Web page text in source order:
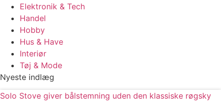
Elektronik & Tech
Handel
Hobby
Hus & Have
Interiør
Tøj & Mode
Nyeste indlæg
Solo Stove giver bålstemning uden den klassiske røgsky